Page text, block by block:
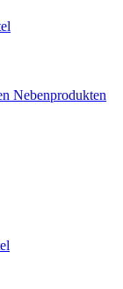
Nebenprodukten